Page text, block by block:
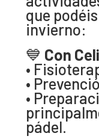
que
invierno:
💙 Con
•
•
•
pádel.